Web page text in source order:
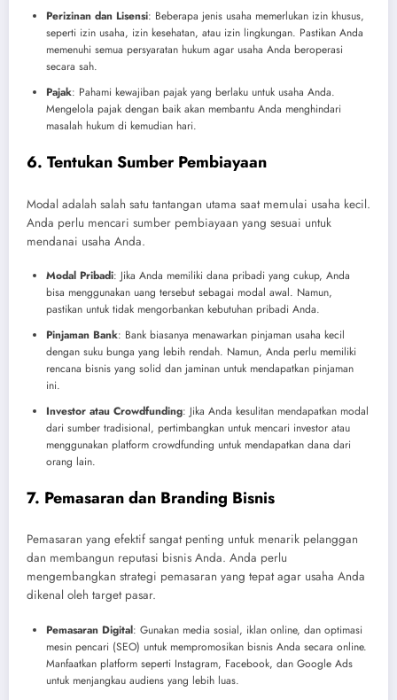
Perizinan dan Lisensi: Beberapa jenis usaha memerlukan izin khusus,
seperti izin usaha, izin kesehatan, atau izin lingkungan. Pastikan Anda
memenuhi semua persyaratan hukum agar usaha Anda beroperasi
secara sah.
Pajak: Pahami kewajiban pajak yang berlaku untuk usaha Anda.
Mengelola pajak dengan baik akan membantu Anda menghindari
masalah hukum di kemudian hari.
6. Tentukan Sumber Pembiayaan
Modal adalah salah satu tantangan utama saat memulai usaha kecil.
Anda perlu mencari sumber pembiayaan yang sesuai untuk
mendanai usaha Anda.
Modal Pribadi: Jika Anda memiliki dana pribadi yang cukup, Anda
bisa menggunakan uang tersebut sebagai modal awal. Namun,
pastikan untuk tidak mengorbankan kebutuhan pribadi Anda.
Pinjaman Bank: Bank biasanya menawarkan pinjaman usaha kecil
dengan suku bunga yang lebih rendah. Namun, Anda perlu memiliki
rencana bisnis yang solid dan jaminan untuk mendapatkan pinjaman
ini.
Investor atau Crowdfunding: Jika Anda kesulitan mendapatkan modal
dari sumber tradisional, pertimbangkan untuk mencari investor atau
menggunakan platform crowdfunding untuk mendapatkan dana dari
orang lain.
7. Pemasaran dan Branding Bisnis
Pemasaran yang efektif sangat penting untuk menarik pelanggan
dan membangun reputasi bisnis Anda. Anda perlu
mengembangkan strategi pemasaran yang tepat agar usaha Anda
dikenal oleh target pasar.
Pemasaran Digital: Gunakan media sosial, iklan online, dan optimasi
mesin pencari (SEO) untuk mempromosikan bisnis Anda secara online.
Manfaatkan platform seperti Instagram, Facebook, dan Google Ads
untuk menjangkau audiens yang lebih luas.